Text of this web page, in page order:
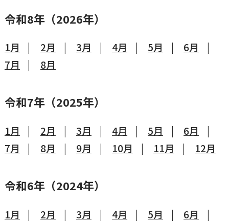
令和8年（2026年）
1月 2月 3月 4月 5月
6月
7月
8月
令和7年（2025年）
1月 2月 3月 4月 5月
6月
7月
8月 9月 10月 11月 12月
令和6年（2024年）
1月 2月 3月 4月 5月
6月